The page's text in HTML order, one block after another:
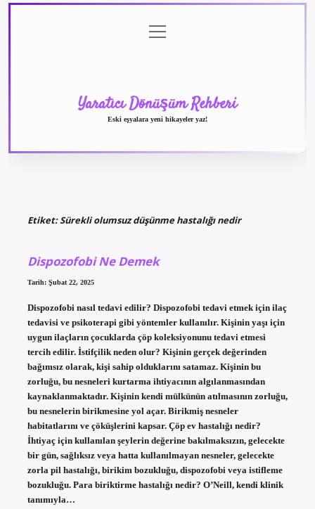
menüyü
aç
Yaratıcı Dönüşüm Rehberi
Eski eşyalara yeni hikayeler yaz!
Etiket:Sürekli olumsuz düşünme hastalığı nedir
Dispozofobi Ne Demek
Tarih: Şubat 22, 2025
Dispozofobi nasıl tedavi edilir? Dispozofobi tedavi etmek için ilaç
tedavisi ve psikoterapi gibi yöntemler kullanılır. Kişinin yaşı için
uygun ilaçların çocuklarda çöp koleksiyonunu tedavi etmesi
tercih edilir. İstifçilik neden olur? Kişinin gerçek değerinden
bağımsız olarak, kişi sahip olduklarını satamaz. Kişinin bu
zorluğu, bu nesneleri kurtarma ihtiyacının algılanmasından
kaynaklanmaktadır. Kişinin kendi mülkünün atılmasının zorluğu,
bu nesnelerin birikmesine yol açar. Birikmiş nesneler
habitatlarını ve çöküşlerini kapsar. Çöp ev hastalığı nedir?
İhtiyaç için kullanılan şeylerin değerine bakılmaksızın, gelecekte
bir gün, sağlıksız veya hatta kullanılmayan nesneler, gelecekte
zorla pil hastalığı, birikim bozukluğu, dispozofobi veya istifleme
bozukluğu. Para biriktirme hastalığı nedir? O’Neill, kendi klinik
tanımıyla…